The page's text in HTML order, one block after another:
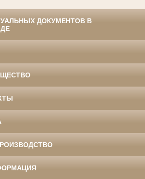
ДОКУМЕНТОВ В